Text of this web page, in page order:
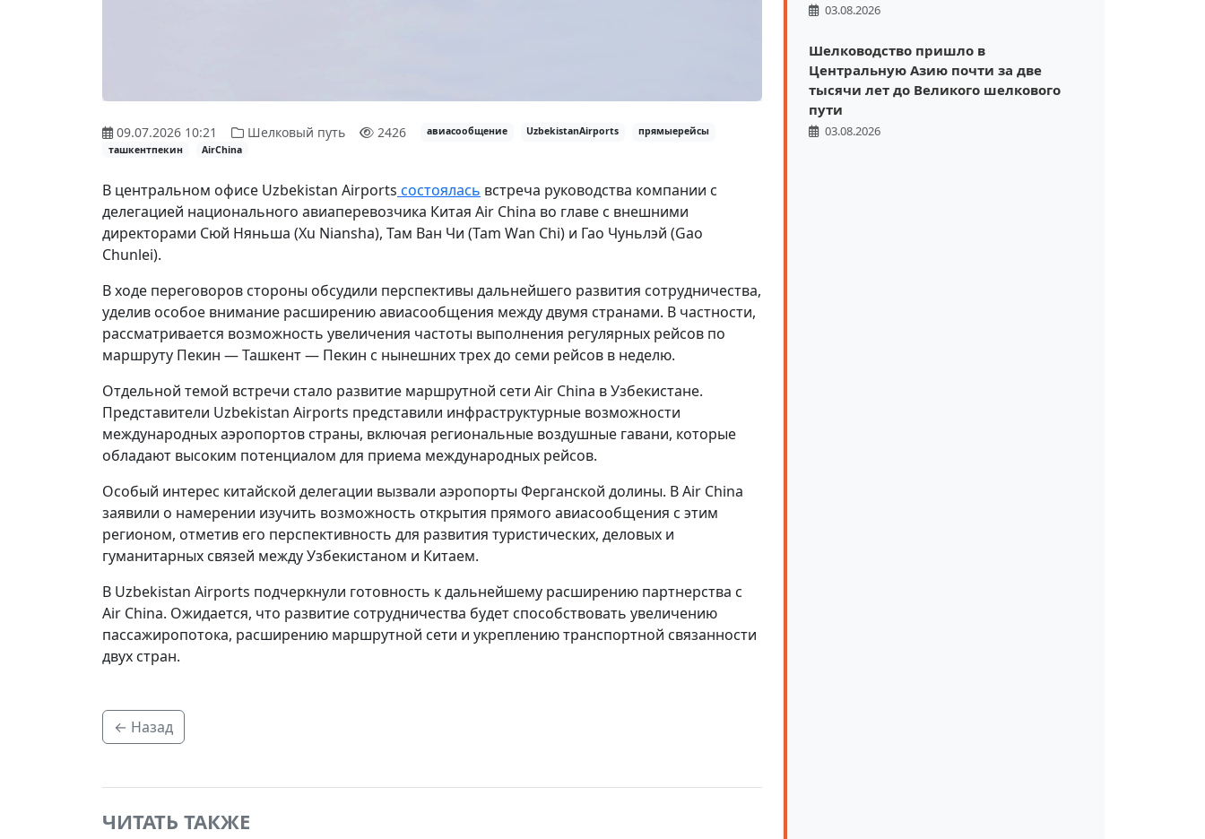
09.07.2026 10:21 Шелковый путь 2426 авиасообщение UzbekistanAirports
прямыерейсы
ташкентпекин
AirChina
В центральном офисе Uzbekistan Airports состоялась встреча руководства компании с
делегацией национального авиаперевозчика Китая Air China во главе с внешними
директорами Сюй Няньша (Xu Niansha), Там Ван Чи (Tam Wan Chi) и Гао Чуньлэй (Gao
Chunlei).
В ходе переговоров стороны обсудили перспективы дальнейшего развития сотрудничества,
уделив особое внимание расширению авиасообщения между двумя странами. В частности,
рассматривается возможность увеличения частоты выполнения регулярных рейсов по
маршруту Пекин — Ташкент — Пекин с нынешних трех до семи рейсов в неделю.
Отдельной темой встречи стало развитие маршрутной сети Air China в Узбекистане.
Представители Uzbekistan Airports представили инфраструктурные возможности
международных аэропортов страны, включая региональные воздушные гавани, которые
обладают высоким потенциалом для приема международных рейсов.
Особый интерес китайской делегации вызвали аэропорты Ферганской долины. В Air China
заявили о намерении изучить возможность открытия прямого авиасообщения с этим
регионом, отметив его перспективность для развития туристических, деловых и
гуманитарных связей между Узбекистаном и Китаем.
В Uzbekistan Airports подчеркнули готовность к дальнейшему расширению партнерства с
Air China. Ожидается, что развитие сотрудничества будет способствовать увеличению
пассажиропотока, расширению маршрутной сети и укреплению транспортной связанности
двух стран.
← Назад
ЧИТАТЬ ТАКЖЕ
03.08.2026
Шелководство пришло в
Центральную Азию почти за две
тысячи лет до Великого шелкового
пути
03.08.2026